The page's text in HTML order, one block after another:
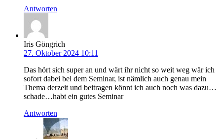
Antworten
Iris Göngrich
27. Oktober 2024 10:11
Das hört sich super an und wärt ihr nicht so weit weg wär ich
sofort dabei bei dem Seminar, ist nämlich auch genau mein
Thema derzeit und beitragen könnt ich auch noch was dazu…
schade…habt ein gutes Seminar
Antworten